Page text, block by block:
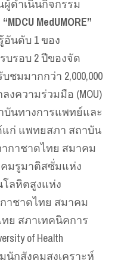
ผู้ดำเนินกิจกรรม
“MDCU MedUMORE”
นดับ 1 ของ
รอบ 2 ปีของจัด
มมากกว่า 2,000,000
งความร่วมมือ (MOU)
บันทางการแพทย์และ
ก่ แพทยสภา สถาบัน
กาชาดไทย สมาคม
มรูมาติสซั่มแห่ง
ลหิตสูงแห่ง
าชาดไทย สมาคม
ย สภาเทคนิคการ
of Health
มนักสังคมสงเคราะห์